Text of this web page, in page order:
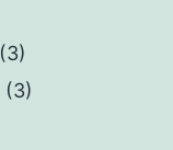
(3)
(3)